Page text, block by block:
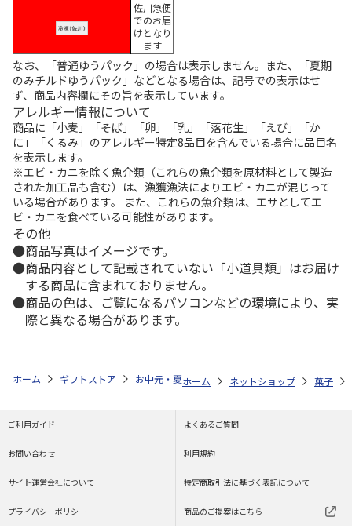
佐川急便
でのお届
けとなり
ます
なお、「普通ゆうパック」の場合は表示しません。また、「夏期
のみチルドゆうパック」などとなる場合は、記号での表示はせ
ず、商品内容欄にその旨を表示しています。
アレルギー情報について
商品に「小麦」「そば」「卵」「乳」「落花生」「えび」「か
に」「くるみ」のアレルギー特定8品目を含んでいる場合に品目名
を表示します。
※エビ・カニを除く魚介類（これらの魚介類を原材料として製造
された加工品も含む）は、漁獲漁法によりエビ・カニが混じって
いる場合があります。 また、これらの魚介類は、エサとしてエ
ビ・カニを食べている可能性があります。
その他
商品写真はイメージです。
商品内容として記載されていない「小道具類」はお届け
する商品に含まれておりません。
商品の色は、ご覧になるパソコンなどの環境により、実
際と異なる場合があります。
ホーム ギフトストア お中元・夏ギフト特集 2026 ゆうゆうギフト
ホーム ネットショップ 菓子
ご利用ガイド よくあるご質問
お問い合わせ 利用規約
サイト運営会社について 特定商取引法に基づく表記について
プライバシーポリシー 商品のご提案はこちら